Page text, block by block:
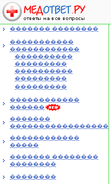
������� ��������
�����������
������������
����������
���������
����������
���������
���������
������������
������
�������
�����������������
������������
�����
������� ��������
��������
��������